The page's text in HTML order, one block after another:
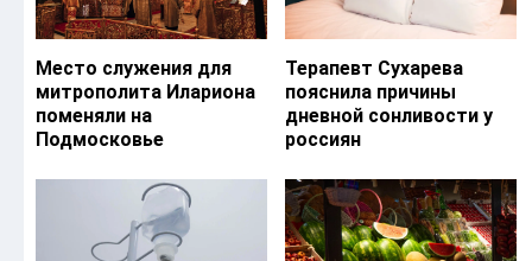
Место служения для
митрополита Илариона
поменяли на
Подмосковье
Терапевт Сухарева
пояснила причины
дневной сонливости у
россиян